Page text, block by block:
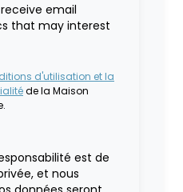
email
that may interest
d'utilisation et la
de la Maison
est de
et nous